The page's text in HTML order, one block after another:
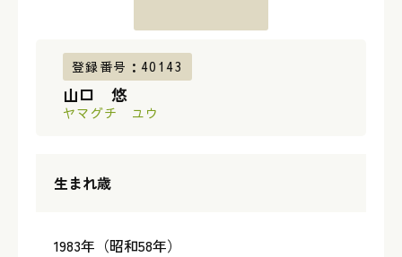
山口 悠
ヤマグチ ユウ
登録番号：40143
生まれ歳
1983年（昭和58年）